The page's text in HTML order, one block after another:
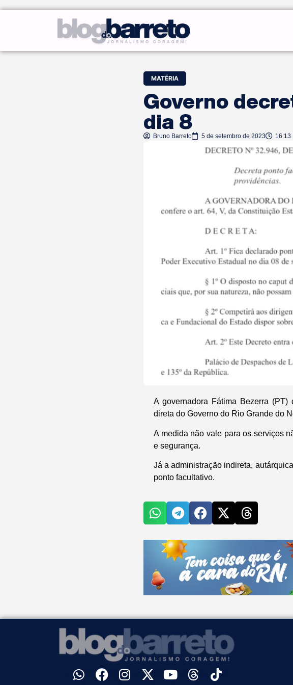
MATÉRIA
Governo
dia 8
Bruno Barreto 5 de setembro de 2023 16:13
A governadora Fátima Bezerra
direta do Governo do Rio Grande do
A medida não vale para os serviços
e segurança.
Já a administração indireta,
ponto facultativo.